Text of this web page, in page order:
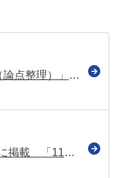
「労災保険制度の在り方について（論点整理）」を提示（労災保険制度の在り方に関する研究会）
「人事労務マガジン」厚労省のHPに掲載 「11月は労働保険未手続事業一掃強化期間です」などの情報を掲載